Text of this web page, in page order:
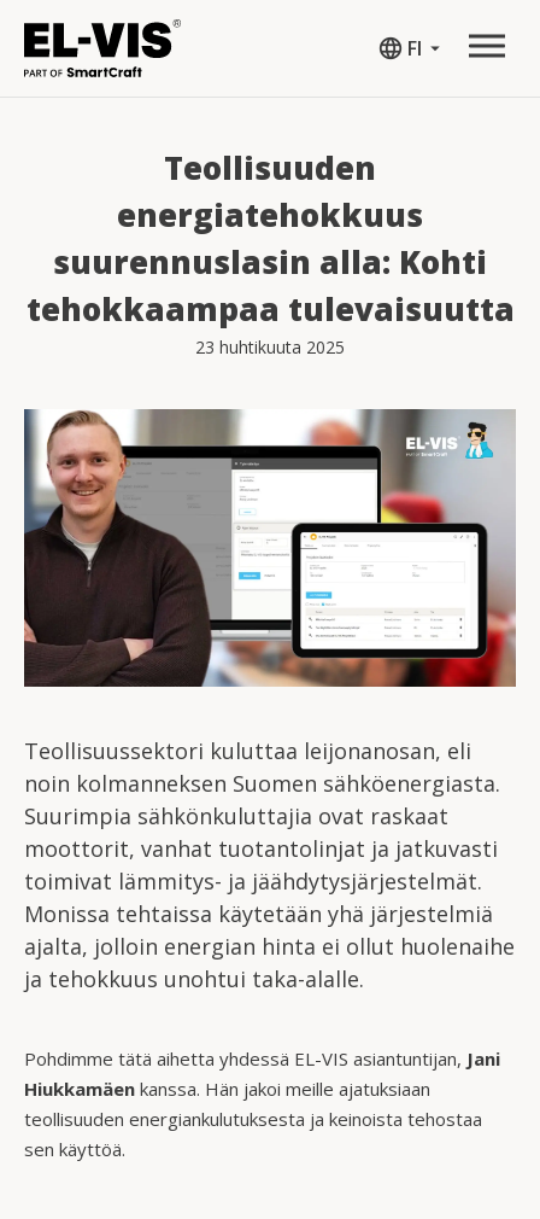
language FI arrow_drop_down
Teollisuuden
energiatehokkuus
suurennuslasin alla: Kohti
tehokkaampaa tulevaisuutta
23 huhtikuuta 2025
Teollisuussektori kuluttaa leijonanosan, eli
noin kolmanneksen Suomen sähköenergiasta.
Suurimpia sähkönkuluttajia ovat raskaat
moottorit, vanhat tuotantolinjat ja jatkuvasti
toimivat lämmitys- ja jäähdytysjärjestelmät.
Monissa tehtaissa käytetään yhä järjestelmiä
ajalta, jolloin energian hinta ei ollut huolenaihe
ja tehokkuus unohtui taka-alalle.
Pohdimme tätä aihetta yhdessä EL-VIS asiantuntijan, Jani
Hiukkamäen kanssa. Hän jakoi meille ajatuksiaan
teollisuuden energiankulutuksesta ja keinoista tehostaa
sen käyttöä.